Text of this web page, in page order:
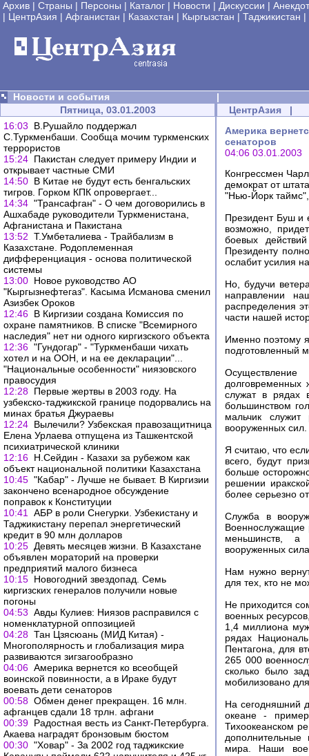
Архив | Страны | Персоны | Каталог | Новости | Дискуссии |
| ЦентрАзия | Афганистан | Казахстан | Кыргызстан | Таджикистан |
Новости и события
|
Пятница, 03.01.2003
16:03
В.Рушайло поддержал
С.Туркменбаши. Сообща мочим туркменских
террористов
15:24 Пакистан следует примеру Индии и
открывает частные СМИ
14:50 В Китае не будут есть бенгальских
тигров. Горком КПК опровергает...
14:34 "Трансафган" - О чем договорились в
Ашхабаде руководители Туркменистана,
Афганистана и Пакистана
13:52 Т.Умбеталиева - Трайбализм в
Казахстане. Родоплеменная
дифференциация - основа политической
системы
13:00 Новое руководство АО
"Кыргызнефтегаз". Касыма Исманова сменил
Азизбек Ороков
12:46 В Киргизии создана Комиссия по
охране памятников. В списке "Всемирного
наследия" нет ни одного киргизского объекта
12:36 "Гундогар" - "Туркменбаши чихать
хотел и на ООН, и на ее декларации"...
"Национальные особенности" ниязовского
правосудия
12:28 Первые жертвы в 2003 году. На
узбекско-таджикской границе подорвались на
минах братья Джураевы
12:24 Вылечили? Узбекская правозащитница
Елена Урлаева отпущена из Ташкентской
психиатрической клиники
12:16 Н.Сейдин - Казахи за рубежом как
объект национальной политики Казахстана
10:45 "Кабар" - Лучше не бывает. В Киргизии
закончено всенародное обсуждение
поправок к Конституции
10:41
АБР в роли Снегурки. Узбекистану и
Таджикистану перепал энергетический
кредит в 90 млн долларов
10:25 Девять месяцев жизни. В Казахстане
объявлен мораторий на проверки
предприятий малого бизнеса
10:15 Новогодний звездопад. Семь
киргизских генералов получили новые
погоны
04:53 Авды Кулиев: Ниязов расправился с
номенклатурной оппозицией
04:28 Тан Цзясюань (МИД Китая) -
Многополярность и глобализация мира
развиваются зигзагообразно
04:06 Америка вернется ко всеобщей
воинской повинности, а в Ираке будут
воевать дети сенаторов
00:58 Обмен денег прекращен. 16 млн.
афганцев сдали 18 трлн. афгани
00:39 Радостная весть из Санкт-Петербурга.
Акаева наградят бронзовым бюстом
00:30 "Ховар" - За 2002 год таджикские
ЦентрАзия |
Америка
сенаторов
04:06 03.01.2003
Конгрессмен
демократ от
"Нью-Йорк
Президент Буш и
возможно,
боевых
Президенту
ослабит усилия
Но, будучи
направлении
распределения
части нашей
Именно поэтому
подготовленный
долговременных
служат в рядах
большинством
мальчик
вооруженных сил.
Я считаю, что
всего, будут
больше
решении
более серьезно
Служба в
Военнослужащие
меньшинств, а
вооруженных
Нам нужно
для тех, кто не
Не приходится
военных
1,4 миллиона
рядах
Пентагона, для
265 000
сколько было
мобилизовано
На сегодняшний
океане -
Тихоокеанском
дополнительные
мира. Наши